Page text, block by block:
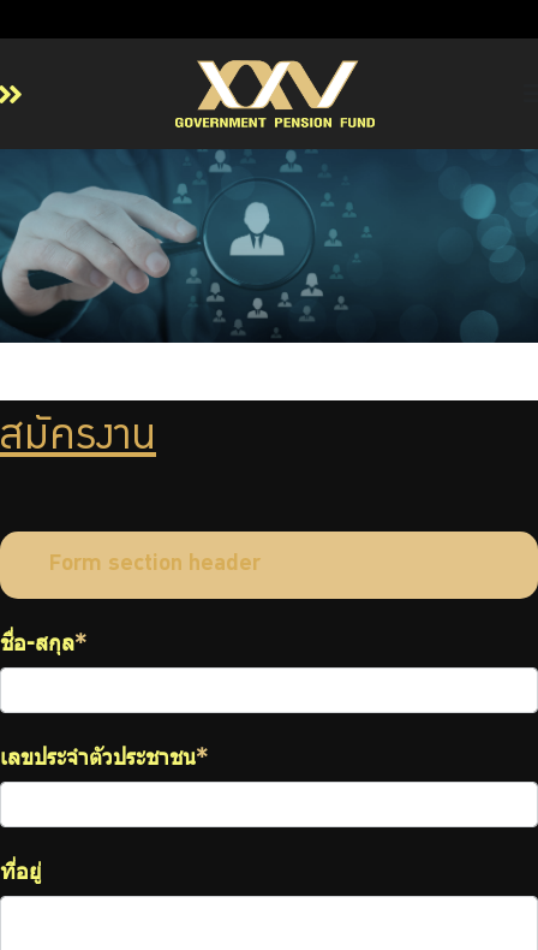
About GPF
Member
Investment
Responsible Investment
Contact Us
สมัครงาน
Form section header
ชื่อ-สกุล*
เลขประจำตัวประชาชน*
ที่อยู่